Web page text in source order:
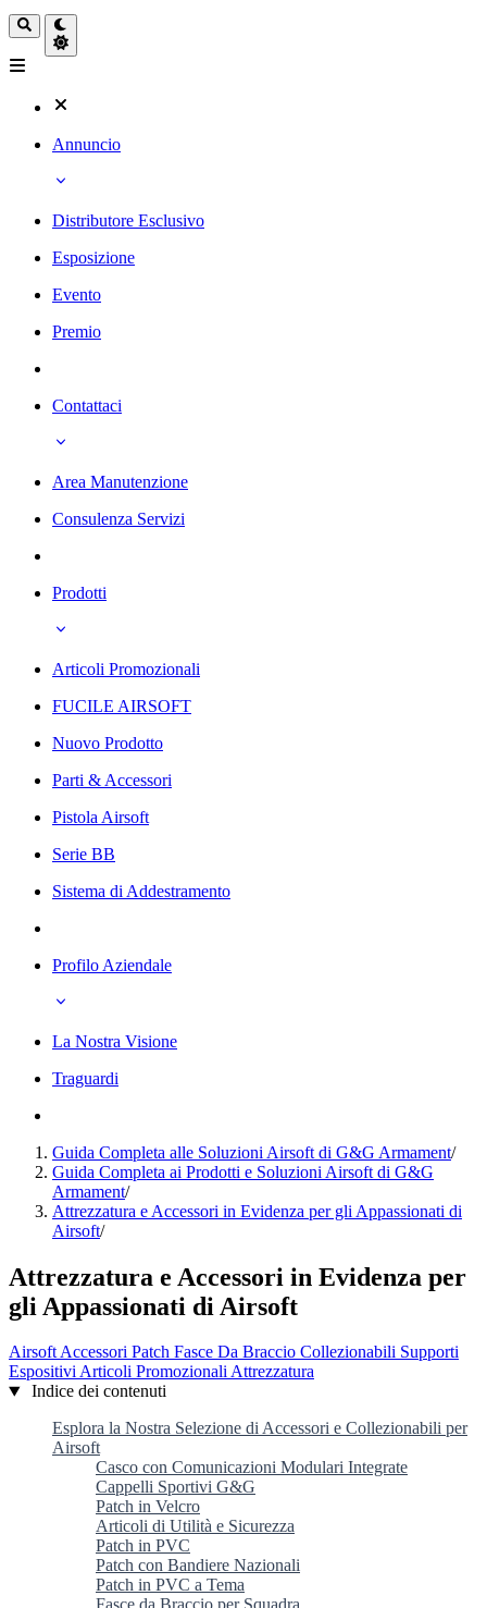
Annuncio
Distributore Esclusivo
Esposizione
Evento
Premio
Contattaci
Area Manutenzione
Consulenza Servizi
Prodotti
Articoli Promozionali
FUCILE AIRSOFT
Nuovo Prodotto
Parti & Accessori
Pistola Airsoft
Serie BB
Sistema di Addestramento
Profilo Aziendale
La Nostra Visione
Traguardi
Guida Completa alle Soluzioni Airsoft di G&G Armament/
Guida Completa ai Prodotti e Soluzioni Airsoft di G&G
Armament/
Attrezzatura e Accessori in Evidenza per gli Appassionati di
Airsoft/
Attrezzatura e Accessori in Evidenza per
gli Appassionati di Airsoft
AirsoftAccessori Patch Fasce Da Braccio Collezionabili Supporti
EspositiviArticoli PromozionaliAttrezzatura
Indice dei contenuti
Esplora la Nostra Selezione di Accessori e Collezionabili per
Airsoft
Casco con Comunicazioni Modulari Integrate
Cappelli Sportivi G&G
Patch in Velcro
Articoli di Utilità e Sicurezza
Patch in PVC
Patch con Bandiere Nazionali
Patch in PVC a Tema